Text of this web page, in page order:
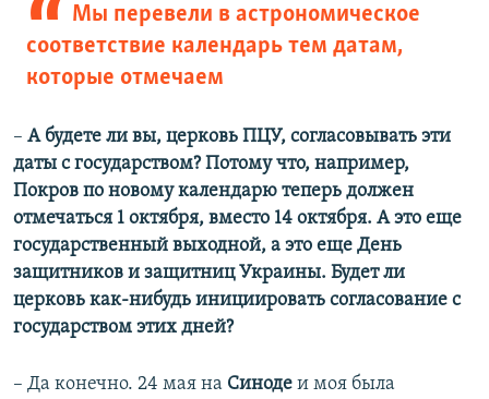
Мы перевели в астрономическое
соответствие календарь тем датам,
которые отмечаем
– А будете ли вы, церковь ПЦУ, согласовывать эти
даты с государством? Потому что, например,
Покров по новому календарю теперь должен
отмечаться 1 октября, вместо 14 октября. А это еще
государственный выходной, а это еще День
защитников и защитниц Украины. Будет ли
церковь как-нибудь инициировать согласование с
государством этих дней?
– Да конечно. 24 мая на Синоде и моя была